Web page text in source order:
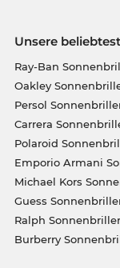
Unsere
Ray-Ban
Oakley
Persol
Carrera
Polaroid
Emporio Armani
Michael Kors
Guess
Ralph
Burberry